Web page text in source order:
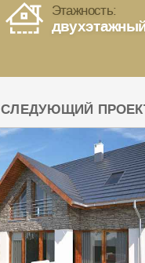
Этажность:
СЛЕДУЮЩИЙ